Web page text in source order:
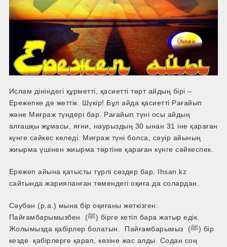
Ислам дініндегі құрметті, қасиетті төрт айдың бірі –
Ережепке де жеттік. Шүкір! Бұл айда қасиетті Рағайып
және Миғраж түндері бар. Рағайып түні осы айдың
алғашқы жұмасы, яғни, наурыздың 30 ынан 31 іне қараған
күнге сәйкес келеді. Миғраж түні болса, сәуір айының
жиырма үшінен жиырма төртіне қараған күнге сәйкеспек.
Ережеп айына қатысты түрлі сөздер бар. Ihsan.kz
сайтында жарияланған төмендегі оқиға да солардан.
Сәубән (р.а.) мына бір оқиғаны жеткізген:
Пайғамбарымызбен (ﷺ) бірге кетіп бара жатыр едік.
Жолымызда қабірлер болатын. Пайғамбарымыз (ﷺ) бір
кезде қабірлерге қарап, көзіне жас алды. Содан соң